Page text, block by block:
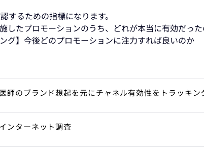
するための指標になります。
したプロモーションのうち、どれが本当に有効だっ
グ】今後どのプロモーションに注力すれば良いのか
医師のブランド想起を元にチャネル有効性をトラッキン
インターネット調査